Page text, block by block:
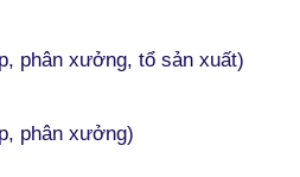
phân xưởng, tổ sản xuất)
phân xưởng)